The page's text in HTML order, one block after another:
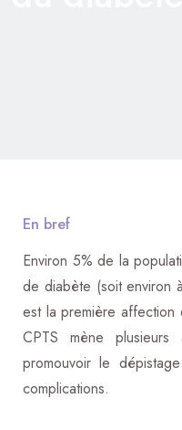
En bref
Environ 5% de la
de diabète (soit environ
est la première
CPTS mène
promouvoir le
complications.